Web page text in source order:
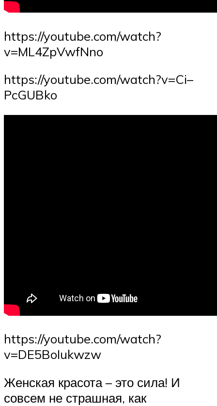
https://youtube.com/watch?
v=ML4ZpVwfNno
https://youtube.com/watch?v=Ci–
PcGUBko
https://youtube.com/watch?
v=DE5BoIukwzw
Женская красота – это сила! И
совсем не страшная, как